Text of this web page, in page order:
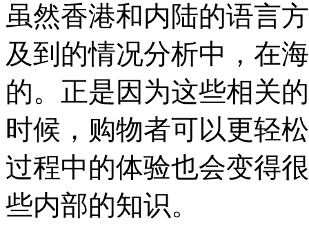
虽然香港和内陆的语言
及到的情况分析中，在
的。正是因为这些相关
时候，购物者可以更轻
过程中的体验也会变得
些内部的知识。